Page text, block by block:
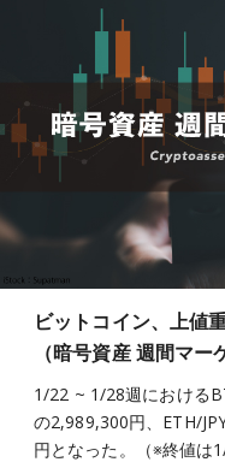
ビットコイン、上値
（暗号資産 週間マ
1/22 ~ 1/28週における
の2,989,300円、ETH/
円となった。（※終値は